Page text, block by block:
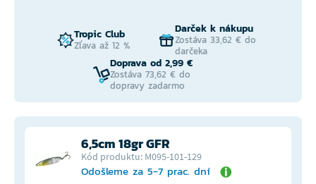
Tropic Club
Zľava až 12 %
Darček k nákupu
Zostáva 33,62 € do
darčeka
Doprava od 2,99 €
Zostáva 73,62 € do
dopravy zadarmo
6,5cm 18gr GFR
Kód produktu: M095-101-129
Odošleme za 5-7 prac. dní